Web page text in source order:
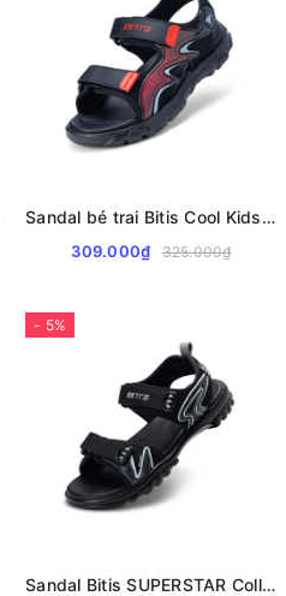
Sandal bé trai Bitis Cool Kids BEB008100
309.000₫ 325.000₫
- 5%
Sandal Bitis SUPERSTAR Collection bé trai BPB002300